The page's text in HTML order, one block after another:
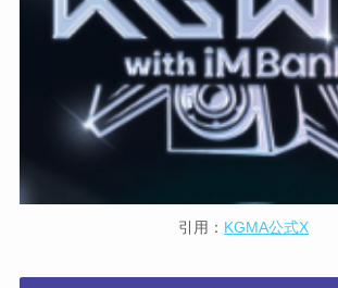
引用： KGMA公式X